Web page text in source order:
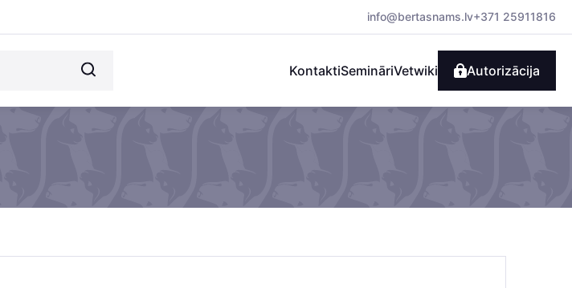
info@bertasnams.lv+371 25911816
KontaktiSemināriVetwiki Autorizācija